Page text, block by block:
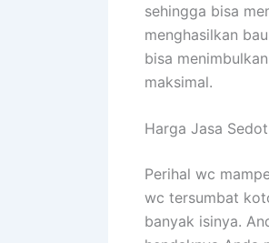
sehingga bisa
menghasilkan
bisa
maksimal.
Harga Jasa
Perihal wc
wc tersumbat
banyak isinya.